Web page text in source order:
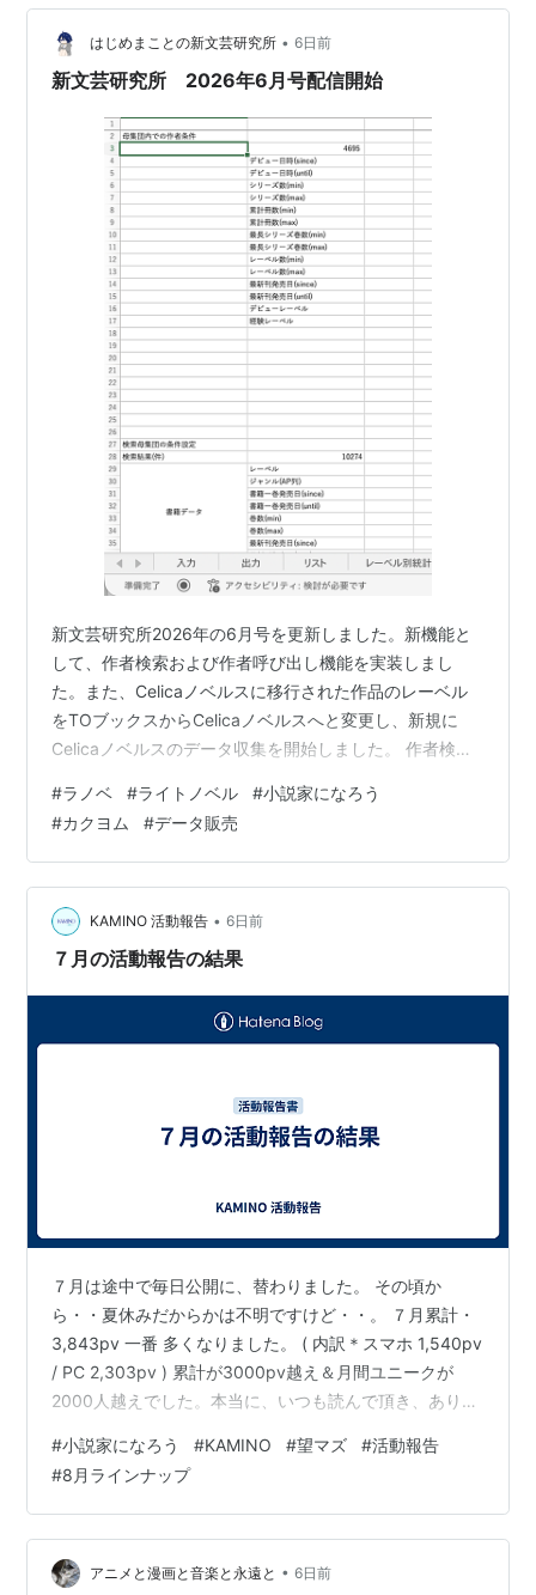
とを考えながら湯を沸かし、手に取ったのは マルちゃん
「ごつ盛りソース焼きそば」。キューピーからしマヨネ
ーズ付き。 湯切りをしてソースを絡める…
はじめまことの新文芸研究所 • 6日前
新文芸研究所 2026年6月号配信開始
新文芸研究所2026年の6月号を更新しました。新機能と
して、作者検索および作者呼び出し機能を実装しまし
た。また、Celicaノベルスに移行された作品のレーベル
をTOブックスからCelicaノベルスへと変更し、新規に
Celicaノベルスのデータ収集を開始しました。 作者検索
として母集団の検索条件(下)および母集団内での作者条件
(上)があります。前者で指定した条件に該当する全作品を
母集団として、後者の条件を満たす作者を検索します。
普段は後者のみを扱うことを想定していますが、例えば
特定の年の作者の活動を見たい時や、n巻以上の作品のみ
の統計を見たい時、…
#ラノベ #ライトノベル #小説家になろう
#カクヨム #データ販売
KAMINO 活動報告 • 6日前
７月の活動報告の結果
７月は途中で毎日公開に、替わりました。 その頃か
ら・・夏休みだからかは不明ですけど・・。 ７月累計・
3,843pv 一番 多くなりました。 ( 内訳＊スマホ 1,540pv
/ PC 2,303pv ) 累計が3000pv越え＆月間ユニークが
2000人越えでした。本当に、いつも読んで頂き、ありが
増える形になっているようです。 45瓶 活力剤 ～ 74瓶
油断 まで‥でしたね。 ウィリディス州での森 復活のため
の行動から、キトゥリノ州に入り‥いろ いろ ありました
けど・・。結果的には、マルールの家に辿り着けた事
で、魔石品を作る事になったり、情報…
#小説家になろう #KAMINO #望マズ #活動報告
#8月ラインナップ
アニメと漫画と音楽と永遠と • 6日前